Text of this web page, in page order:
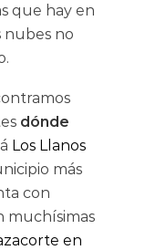
que hay en
nubes no
dónde
Los Llanos
más
con
muchísimas
en